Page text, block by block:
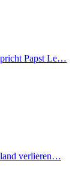
Papst Le…
verlieren…